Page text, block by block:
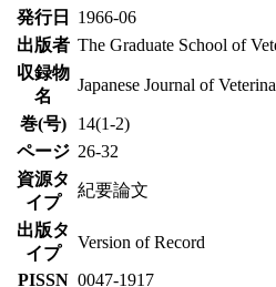
発行日
1966-06
出版者 The Graduate School of
収録物
名
Japanese Journal of
巻(号)
14(1-2)
ページ 26-32
資源タ
イプ
紀要論文
出版タ
イプ
Version of Record
PISSN 0047-1917